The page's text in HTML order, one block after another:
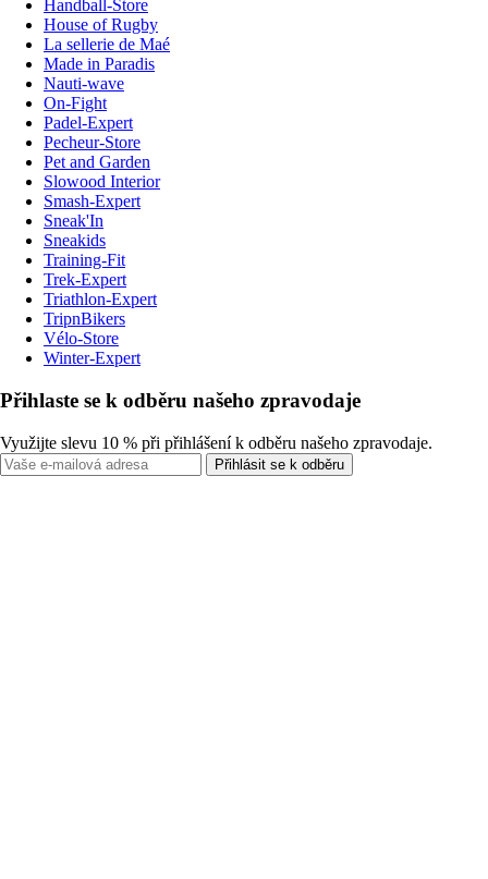
Handball-Store
House of Rugby
La sellerie de Maé
Made in Paradis
Nauti-wave
On-Fight
Padel-Expert
Pecheur-Store
Pet and Garden
Slowood Interior
Smash-Expert
Sneak'In
Sneakids
Training-Fit
Trek-Expert
Triathlon-Expert
TripnBikers
Vélo-Store
Winter-Expert
Přihlaste se k odběru našeho zpravodaje
Využijte slevu 10 % při přihlášení k odběru našeho zpravodaje.
Přihlásit se k odběru